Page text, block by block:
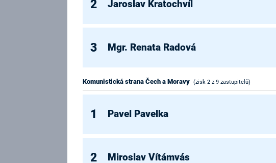
2 Jaroslav Kratochvíl
3 Mgr. Renata Radová
Komunistická strana Čech a Moravy (zisk 2 z 9 zastupitelů)
1 Pavel Pavelka
2 Miroslav Vítámvás